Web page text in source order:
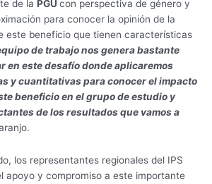
de la PGU con perspectiva de género y
para conocer la opinión de la
este beneficio que tienen características
de trabajo nos genera bastante
en este desafío donde aplicaremos
y cuantitativas para conocer el impacto
beneficio en el grupo de estudio y
de los resultados que vamos a
los representantes regionales del IPS
apoyo y compromiso a este importante